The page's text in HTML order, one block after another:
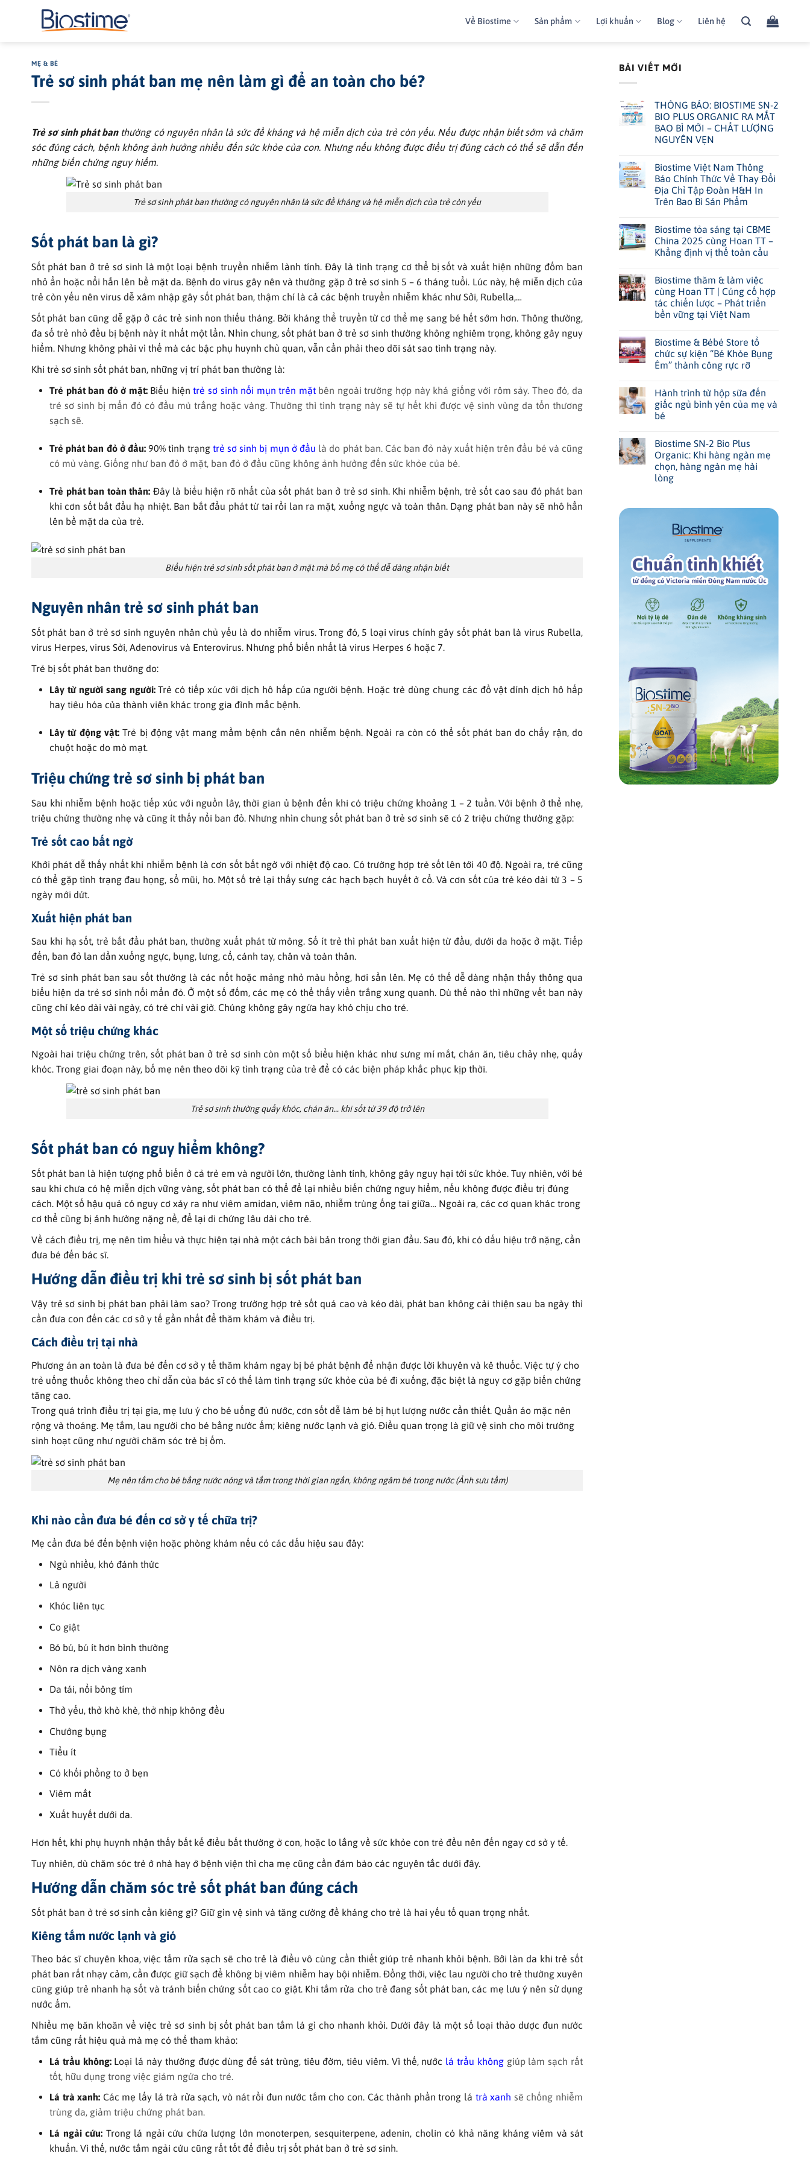
Về Biostime Sản phẩm Lợi khuẩn Blog Liên hệ
MẸ & BÉ
Trẻ sơ sinh phát ban mẹ nên làm gì để an toàn cho bé?
Trẻ sơ sinh phát banthường có nguyên nhân là sức đề kháng và hệ miễn dịch của trẻ còn yếu. Nếu được nhận biết sớm và chăm
sóc đúng cách, bệnh không ảnh hưởng nhiều đến sức khỏe của con. Nhưng nếu không được điều trị đúng cách có thể sẽ dẫn đến
những biến chứng nguy hiểm.
Trẻ sơ sinh phát ban thường có nguyên nhân là sức đề kháng và hệ miễn dịch của trẻ còn yếu
Sốt phát ban là gì?
Sốt phát ban ở trẻ sơ sinh là một loại bệnh truyền nhiễm lành tính. Đây là tình trạng cơ thể bị sốt và xuất hiện những đốm ban
nhỏ ẩn hoặc nổi hẳn lên bề mặt da. Bệnh do virus gây nên và thường gặp ở trẻ sơ sinh 5 – 6 tháng tuổi. Lúc này, hệ miễn dịch của
trẻ còn yếu nên virus dễ xâm nhập gây sốt phát ban, thậm chí là cả các bệnh truyền nhiễm khác như Sởi, Rubella,…
Sốt phát ban cũng dễ gặp ở các trẻ sinh non thiếu tháng. Bởi kháng thể truyền từ cơ thể mẹ sang bé hết sớm hơn. Thông thường,
đa số trẻ nhỏ đều bị bệnh này ít nhất một lần. Nhìn chung, sốt phát ban ở trẻ sơ sinh thường không nghiêm trọng, không gây nguy
hiểm. Nhưng không phải vì thế mà các bậc phụ huynh chủ quan, vẫn cần phải theo dõi sát sao tình trạng này.
Khi trẻ sơ sinh sốt phát ban, những vị trí phát ban thường là:
Trẻ phát ban đỏ ở mặt: Biểu hiệntrẻ sơ sinh nổi mụn trên mặt bên ngoài trường hợp này khá giống với rôm sảy. Theo đó, da
trẻ sơ sinh bị mẩn đỏ có đầu mủ trắng hoặc vàng. Thường thì tình trạng này sẽ tự hết khi được vệ sinh vùng da tổn thương
sạch sẽ.
Trẻ phát ban đỏ ở đầu:90% tình trạng trẻ sơ sinh bị mụn ở đầu là do phát ban. Các ban đỏ này xuất hiện trên đầu bé và cũng
có mủ vàng. Giống như ban đỏ ở mặt, ban đỏ ở đầu cũng không ảnh hưởng đến sức khỏe của bé.
Trẻ phát ban toàn thân: Đây là biểu hiện rõ nhất của sốt phát ban ở trẻ sơ sinh. Khi nhiễm bệnh, trẻ sốt cao sau đó phát ban
khi cơn sốt bắt đầu hạ nhiệt. Ban bắt đầu phát từ tai rồi lan ra mặt, xuống ngực và toàn thân. Dạng phát ban này sẽ nhô hẳn
lên bề mặt da của trẻ.
Biểu hiện trẻ sơ sinh sốt phát ban ở mặt mà bố mẹ có thể dễ dàng nhận biết
Nguyên nhân trẻ sơ sinh phát ban
Sốt phát ban ở trẻ sơ sinh nguyên nhân chủ yếu là do nhiễm virus. Trong đó, 5 loại virus chính gây sốt phát ban là virus Rubella,
virus Herpes, virus Sởi, Adenovirus và Enterovirus. Nhưng phổ biến nhất là virus Herpes 6 hoặc 7.
Trẻ bị sốt phát ban thường do:
Lây từ người sang người:Trẻ có tiếp xúc với dịch hô hấp của người bệnh. Hoặc trẻ dùng chung các đồ vật dính dịch hô hấp
hay tiêu hóa của thành viên khác trong gia đình mắc bệnh.
Lây từ động vật:Trẻ bị động vật mang mầm bệnh cắn nên nhiễm bệnh. Ngoài ra còn có thể sốt phát ban do chấy rận, do
chuột hoặc do mò mạt.
Triệu chứng trẻ sơ sinh bị phát ban
Sau khi nhiễm bệnh hoặc tiếp xúc với nguồn lây, thời gian ủ bệnh đến khi có triệu chứng khoảng 1 – 2 tuần. Với bệnh ở thể nhẹ,
triệu chứng thường nhẹ và cũng ít thấy nổi ban đỏ. Nhưng nhìn chung sốt phát ban ở trẻ sơ sinh sẽ có 2 triệu chứng thường gặp:
Trẻ sốt cao bất ngờ
Khởi phát dễ thấy nhất khi nhiễm bệnh là cơn sốt bất ngờ với nhiệt độ cao. Có trường hợp trẻ sốt lên tới 40 độ. Ngoài ra, trẻ cũng
có thể gặp tình trạng đau họng, sổ mũi, ho. Một số trẻ lại thấy sưng các hạch bạch huyết ở cổ. Và cơn sốt của trẻ kéo dài từ 3 – 5
ngày mới dứt.
Xuất hiện phát ban
Sau khi hạ sốt, trẻ bắt đầu phát ban, thường xuất phát từ mông. Số ít trẻ thì phát ban xuất hiện từ đầu, dưới da hoặc ở mặt. Tiếp
đến, ban đỏ lan dần xuống ngực, bụng, lưng, cổ, cánh tay, chân và toàn thân.
Trẻ sơ sinh phát ban sau sốt thường là các nốt hoặc mảng nhỏ màu hồng, hơi sần lên. Mẹ có thể dễ dàng nhận thấy thông qua
biểu hiện da trẻ sơ sinh nổi mẩn đỏ. Ở một số đốm, các mẹ có thể thấy viền trắng xung quanh. Dù thế nào thì những vết ban này
cũng chỉ kéo dài vài ngày, có trẻ chỉ vài giờ. Chúng không gây ngứa hay khó chịu cho trẻ.
Một số triệu chứng khác
Ngoài hai triệu chứng trên, sốt phát ban ở trẻ sơ sinh còn một số biểu hiện khác như sưng mí mắt, chán ăn, tiêu chảy nhẹ, quấy
khóc. Trong giai đoạn này, bố mẹ nên theo dõi kỹ tình trạng của trẻ để có các biện pháp khắc phục kịp thời.
Trẻ sơ sinh thường quấy khóc, chán ăn… khi sốt từ 39 độ trở lên
Sốt phát ban có nguy hiểm không?
Sốt phát ban là hiện tượng phổ biến ở cả trẻ em và người lớn, thường lành tính, không gây nguy hại tới sức khỏe. Tuy nhiên, với bé
sau khi chưa có hệ miễn dịch vững vàng, sốt phát ban có thể để lại nhiều biến chứng nguy hiểm, nếu không được điều trị đúng
cách. Một số hậu quả có nguy cơ xảy ra như viêm amidan, viêm não, nhiễm trùng ống tai giữa… Ngoài ra, các cơ quan khác trong
cơ thể cũng bị ảnh hưởng nặng nề, để lại di chứng lâu dài cho trẻ.
Về cách điều trị, mẹ nên tìm hiểu và thực hiện tại nhà một cách bài bản trong thời gian đầu. Sau đó, khi có dấu hiệu trở nặng, cần
đưa bé đến bác sĩ.
Hướng dẫn điều trị khi trẻ sơ sinh bị sốt phát ban
Vậy trẻ sơ sinh bị phát ban phải làm sao? Trong trường hợp trẻ sốt quá cao và kéo dài, phát ban không cải thiện sau ba ngày thì
cần đưa con đến các cơ sở y tế gần nhất để thăm khám và điều trị.
Cách điều trị tại nhà
Phương án an toàn là đưa bé đến cơ sở y tế thăm khám ngay bị bé phát bệnh để nhận được lời khuyên và kê thuốc. Việc tự ý cho
trẻ uống thuốc không theo chỉ dẫn của bác sĩ có thể làm tình trạng sức khỏe của bé đi xuống, đặc biệt là nguy cơ gặp biến chứng
tăng cao.
Trong quá trình điều trị tại gia, mẹ lưu ý cho bé uống đủ nước, cơn sốt dễ làm bé bị hụt lượng nước cần thiết. Quần áo mặc nên
rộng và thoáng. Mẹ tắm, lau người cho bé bằng nước ấm; kiêng nước lạnh và gió. Điều quan trọng là giữ vệ sinh cho môi trường
sinh hoạt cũng như người chăm sóc trẻ bị ốm.
Mẹ nên tắm cho bé bằng nước nóng và tắm trong thời gian ngắn, không ngâm bé trong nước (Ảnh sưu tầm)
Khi nào cần đưa bé đến cơ sở y tế chữa trị?
Mẹ cần đưa bé đến bệnh viện hoặc phòng khám nếu có các dấu hiệu sau đây:
Ngủ nhiều, khó đánh thức
Lả người
Khóc liên tục
Co giật
Bỏ bú, bú ít hơn bình thường
Nôn ra dịch vàng xanh
Da tái, nổi bông tím
Thở yếu, thở khò khè, thở nhịp không đều
Chướng bụng
Tiểu ít
Có khối phồng to ở bẹn
Viêm mắt
Xuất huyết dưới da.
Hơn hết, khi phụ huynh nhận thấy bất kể điều bất thường ở con, hoặc lo lắng về sức khỏe con trẻ đều nên đến ngay cơ sở y tế.
Tuy nhiên, dù chăm sóc trẻ ở nhà hay ở bệnh viện thì cha mẹ cũng cần đảm bảo các nguyên tắc dưới đây.
Hướng dẫn chăm sóc trẻ sốt phát ban đúng cách
Sốt phát ban ở trẻ sơ sinh cần kiêng gì? Giữ gìn vệ sinh và tăng cường đề kháng cho trẻ là hai yếu tố quan trọng nhất.
Kiêng tắm nước lạnh và gió
Theo bác sĩ chuyên khoa, việc tắm rửa sạch sẽ cho trẻ là điều vô cùng cần thiết giúp trẻ nhanh khỏi bệnh. Bởi làn da khi trẻ sốt
phát ban rất nhạy cảm, cần được giữ sạch để không bị viêm nhiễm hay bội nhiễm. Đồng thời, việc lau người cho trẻ thường xuyên
cũng giúp trẻ nhanh hạ sốt và tránh biến chứng sốt cao co giật. Khi tắm rửa cho trẻ đang sốt phát ban, các mẹ lưu ý nên sử dụng
nước ấm.
Nhiều mẹ băn khoăn về việc trẻ sơ sinh bị sốt phát ban tắm lá gì cho nhanh khỏi. Dưới đây là một số loại thảo dược đun nước
tắm cũng rất hiệu quả mà mẹ có thể tham khảo:
Lá trầu không: Loại lá này thường được dùng để sát trùng, tiêu đờm, tiêu viêm. Vì thế, nước lá trầu khônggiúp làm sạch rất
tốt, hữu dụng trong việc giảm ngứa cho trẻ.
Lá trà xanh: Các mẹ lấy lá trà rửa sạch, vò nát rồi đun nước tắm cho con. Các thành phần trong lá trà xanh sẽ chống nhiễm
trùng da, giảm triệu chứng phát ban.
Lá ngải cứu: Trong lá ngải cứu chứa lượng lớn monoterpen, sesquiterpene, adenin, cholin có khả năng kháng viêm và sát
khuẩn. Vì thế, nước tắm ngải cứu cũng rất tốt để điều trị sốt phát ban ở trẻ sơ sinh.
BÀI VIẾT MỚI
THÔNG BÁO: BIOSTIME SN-2
BIO PLUS ORGANIC RA MẮT
BAO BÌ MỚI – CHẤT LƯỢNG
NGUYÊN VẸN
Biostime Việt Nam Thông
Báo Chính Thức Về Thay Đổi
Địa Chỉ Tập Đoàn H&H In
Trên Bao Bì Sản Phẩm
Biostime tỏa sáng tại CBME
China 2025 cùng Hoan TT –
Khẳng định vị thế toàn cầu
Biostime thăm & làm việc
cùng Hoan TT | Củng cố hợp
tác chiến lược – Phát triển
bền vững tại Việt Nam
Biostime & Bébé Store tổ
chức sự kiện “Bé Khỏe Bụng
Êm” thành công rực rỡ
Hành trình từ hộp sữa đến
giấc ngủ bình yên của mẹ và
bé
Biostime SN-2 Bio Plus
Organic: Khi hàng ngàn mẹ
chọn, hàng ngàn mẹ hài
lòng